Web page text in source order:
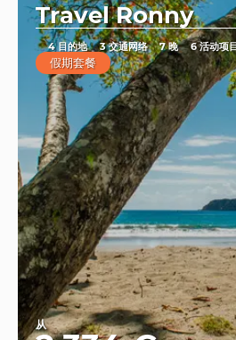
Travel Ronny
4 目的地 3 交通网络 7 晚 6 活动项目
假期套餐
从